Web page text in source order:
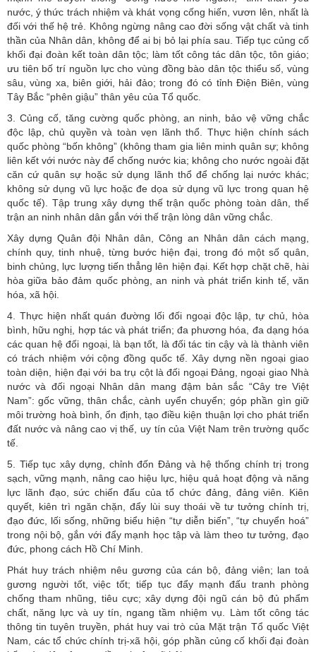
nước, ý thức trách nhiệm và khát vọng cống hiến, vươn lên, nhất là
đối với thế hệ trẻ. Không ngừng nâng cao đời sống vật chất và tinh
thần của Nhân dân, không để ai bị bỏ lại phía sau. Tiếp tục củng cố
khối đại đoàn kết toàn dân tộc; làm tốt công tác dân tộc, tôn giáo;
ưu tiên bố trí nguồn lực cho vùng đồng bào dân tộc thiểu số, vùng
sâu, vùng xa, biên giới, hải đảo; trong đó có tỉnh Điện Biên, vùng
Tây Bắc “phên giậu” thân yêu của Tổ quốc.
3. Củng cố, tăng cường quốc phòng, an ninh, bảo vệ vững chắc
độc lập, chủ quyền và toàn vẹn lãnh thổ. Thực hiện chính sách
quốc phòng “bốn không” (không tham gia liên minh quân sự; không
liên kết với nước này để chống nước kia; không cho nước ngoài đặt
căn cứ quân sự hoặc sử dụng lãnh thổ để chống lại nước khác;
không sử dụng vũ lực hoặc đe dọa sử dụng vũ lực trong quan hệ
quốc tế). Tập trung xây dựng thế trận quốc phòng toàn dân, thế
trận an ninh nhân dân gắn với thế trận lòng dân vững chắc.
Xây dựng Quân đội Nhân dân, Công an Nhân dân cách mạng,
chính quy, tinh nhuệ, từng bước hiện đại, trong đó một số quân,
binh chủng, lực lượng tiến thẳng lên hiện đại. Kết hợp chặt chẽ, hài
hòa giữa bảo đảm quốc phòng, an ninh và phát triển kinh tế, văn
hóa, xã hội.
4. Thực hiện nhất quán đường lối đối ngoại độc lập, tự chủ, hòa
bình, hữu nghị, hợp tác và phát triển; đa phương hóa, đa dạng hóa
các quan hệ đối ngoại, là bạn tốt, là đối tác tin cậy và là thành viên
có trách nhiệm với cộng đồng quốc tế. Xây dựng nền ngoại giao
toàn diện, hiện đại với ba trụ cột là đối ngoại Đảng, ngoại giao Nhà
nước và đối ngoại Nhân dân mang đậm bản sắc “Cây tre Việt
Nam”: gốc vững, thân chắc, cành uyển chuyển; góp phần gìn giữ
môi trường hoà bình, ổn định, tạo điều kiện thuận lợi cho phát triển
đất nước và nâng cao vị thế, uy tín của Việt Nam trên trường quốc
tế.
5. Tiếp tục xây dựng, chỉnh đốn Đảng và hệ thống chính trị trong
sạch, vững mạnh, nâng cao hiệu lực, hiệu quả hoạt động và năng
lực lãnh đạo, sức chiến đấu của tổ chức đảng, đảng viên. Kiên
quyết, kiên trì ngăn chặn, đẩy lùi suy thoái về tư tưởng chính trị,
đạo đức, lối sống, những biểu hiện “tự diễn biến”, “tự chuyển hoá”
trong nội bộ, gắn với đẩy mạnh học tập và làm theo tư tưởng, đạo
đức, phong cách Hồ Chí Minh.
Phát huy trách nhiệm nêu gương của cán bộ, đảng viên; lan toả
gương người tốt, việc tốt; tiếp tục đẩy mạnh đấu tranh phòng
chống tham nhũng, tiêu cực; xây dựng đội ngũ cán bộ đủ phẩm
chất, năng lực và uy tín, ngang tầm nhiệm vụ. Làm tốt công tác
thông tin tuyên truyền, phát huy vai trò của Mặt trận Tổ quốc Việt
Nam, các tổ chức chính trị-xã hội, góp phần củng cố khối đại đoàn